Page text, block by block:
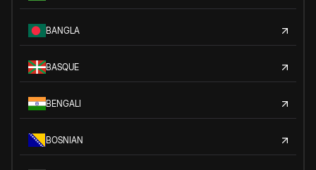
BANGLA
BASQUE
BENGALI
BOSNIAN